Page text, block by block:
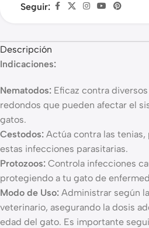
Seguir:
Descripción
Indicaciones:
Nematodos: Eficaz contra
redondos que pueden afectar el
gatos.
Cestodos: Actúa contra las
estas infecciones parasitarias.
Protozoos: Controla infecciones
protegiendo a tu gato de
Modo de Uso: Administrar según
veterinario, asegurando la dosis
edad del gato. Es importante